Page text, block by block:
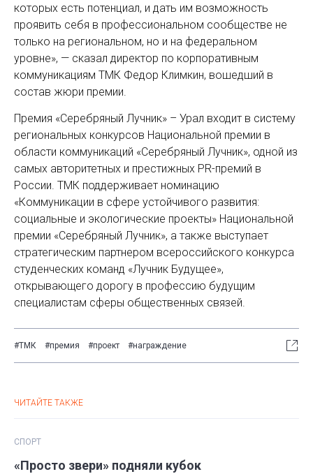
которых есть потенциал, и дать им возможность
проявить себя в профессиональном сообществе не
только на региональном, но и на федеральном
уровне», — сказал директор по корпоративным
коммуникациям ТМК Федор Климкин, вошедший в
состав жюри премии.
Премия «Серебряный Лучник» – Урал входит в систему
региональных конкурсов Национальной премии в
области коммуникаций «Серебряный Лучник», одной из
самых авторитетных и престижных PR-премий в
России. ТМК поддерживает номинацию
«Коммуникации в сфере устойчивого развития:
социальные и экологические проекты» Национальной
премии «Серебряный Лучник», а также выступает
стратегическим партнером всероссийского конкурса
студенческих команд «Лучник Будущее»,
открывающего дорогу в профессию будущим
специалистам сферы общественных связей.
#ТМК #премия #проект #награждение
ЧИТАЙТЕ ТАКЖЕ
СПОРТ
«Просто звери» подняли кубок